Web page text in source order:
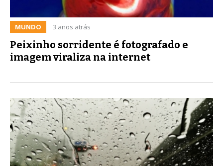
MUNDO 3 anos atrás
Peixinho sorridente é fotografado e
imagem viraliza na internet